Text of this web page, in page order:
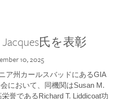
Jacques氏を表彰
10, 2025
ア州カールスバッドにあるGIA
において、同機関はSusan M.
誉であるRichard T. Liddicoat功